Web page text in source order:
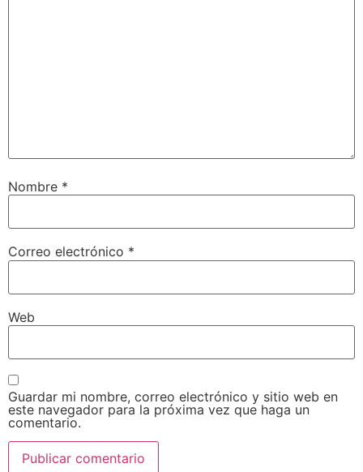
Nombre *
Correo electrónico *
Web
Guardar mi nombre, correo electrónico y sitio web en
este navegador para la próxima vez que haga un
comentario.